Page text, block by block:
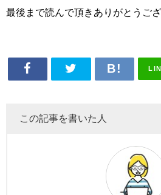
最後まで読んで頂きありがとうござ
この記事を書いた人